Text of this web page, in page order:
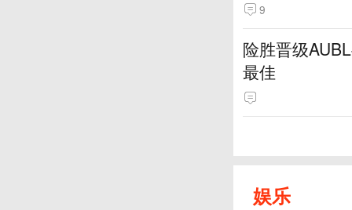
9
险胜晋级
最佳
娱乐